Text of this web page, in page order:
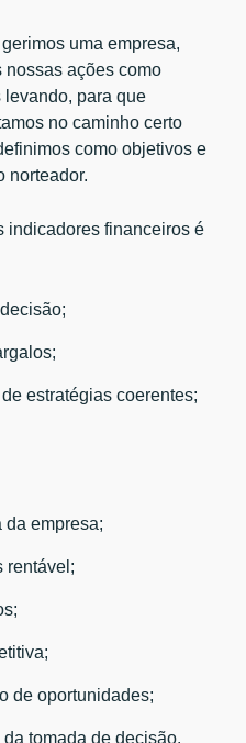
uma empresa,
nossas ações como
levando, para que
no caminho certo
como objetivos e
norteador.
indicadores financeiros é
estratégias coerentes;
da empresa;
rentável;
de oportunidades;
tomada de decisão.